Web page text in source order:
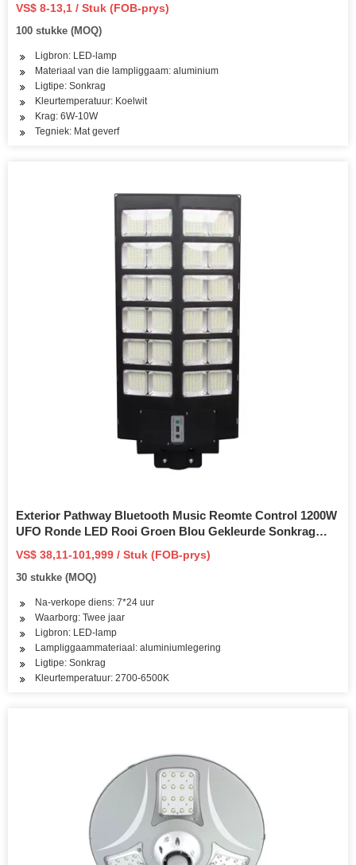
VS$ 8-13,1 / Stuk (FOB-prys)
100 stukke (MOQ)
Ligbron: LED-lamp
Materiaal van die lampliggaam: aluminium
Ligtipe: Sonkrag
Kleurtemperatuur: Koelwit
Krag: 6W-10W
Tegniek: Mat geverf
Exterior Pathway Bluetooth Music Reomte Control 1200W
UFO Ronde LED Rooi Groen Blou Gekleurde Sonkrag
Tuin Ligte
VS$ 38,11-101,999 / Stuk (FOB-prys)
30 stukke (MOQ)
Na-verkope diens: 7*24 uur
Waarborg: Twee jaar
Ligbron: LED-lamp
Lampliggaammateriaal: aluminiumlegering
Ligtipe: Sonkrag
Kleurtemperatuur: 2700-6500K